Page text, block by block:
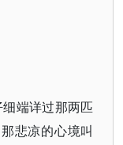
端详过那两匹
悲凉的心境叫